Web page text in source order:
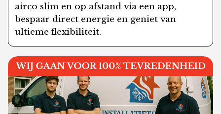
airco slim en op afstand via een app,
bespaar direct energie en geniet van
ultieme flexibiliteit.